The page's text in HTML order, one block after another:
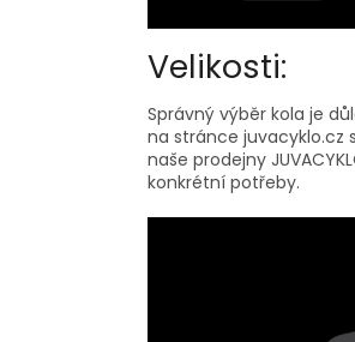
Velikosti:
Správný výběr kola je
na stránce juvacyklo.cz
naše prodejny
konkrétní potřeby.